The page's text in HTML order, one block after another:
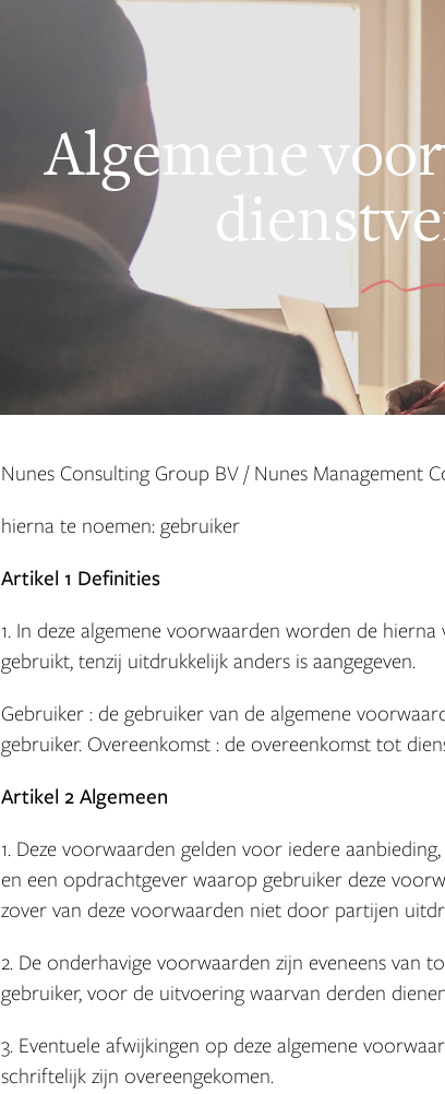
Algemene
Nunes Consulting Group BV / Nunes Management
hierna te noemen: gebruiker
Artikel 1 Definities
1. In deze algemene voorwaarden worden de
gebruikt, tenzij uitdrukkelijk anders is aangegeven.
Gebruiker : de gebruiker van de algemene
gebruiker. Overeenkomst : de overeenkomst tot
Artikel 2 Algemeen
1. Deze voorwaarden gelden voor iedere
en een opdrachtgever waarop gebruiker deze
zover van deze voorwaarden niet door partijen
2. De onderhavige voorwaarden zijn eveneens van
gebruiker, voor de uitvoering waarvan derden
3. Eventuele afwijkingen op deze algemene
schriftelijk zijn overeengekomen.